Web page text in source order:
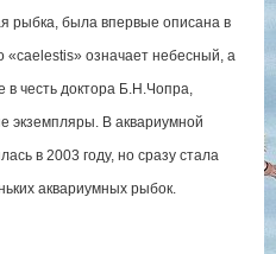
рыбка, была впервые описана в
«caelestis» означает небесный, а
честь доктора Б.Н.Чопра,
экземпляры. В аквариумной
в 2003 году, но сразу стала
аквариумных рыбок.